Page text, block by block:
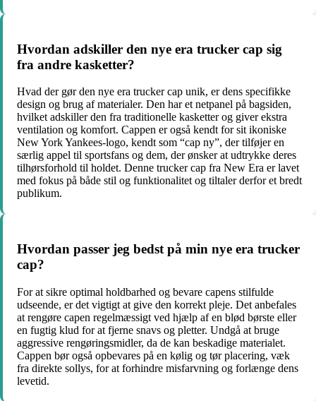
Hvordan adskiller den nye era trucker cap sig
fra andre kasketter?
Hvad der gør den nye era trucker cap unik, er dens specifikke
design og brug af materialer. Den har et netpanel på bagsiden,
hvilket adskiller den fra traditionelle kasketter og giver ekstra
ventilation og komfort. Cappen er også kendt for sit ikoniske
New York Yankees-logo, kendt som “cap ny”, der tilføjer en
særlig appel til sportsfans og dem, der ønsker at udtrykke deres
tilhørsforhold til holdet. Denne trucker cap fra New Era er lavet
med fokus på både stil og funktionalitet og tiltaler derfor et bredt
publikum.
Hvordan passer jeg bedst på min nye era trucker
cap?
For at sikre optimal holdbarhed og bevare capens stilfulde
udseende, er det vigtigt at give den korrekt pleje. Det anbefales
at rengøre capen regelmæssigt ved hjælp af en blød børste eller
en fugtig klud for at fjerne snavs og pletter. Undgå at bruge
aggressive rengøringsmidler, da de kan beskadige materialet.
Cappen bør også opbevares på en kølig og tør placering, væk
fra direkte sollys, for at forhindre misfarvning og forlænge dens
levetid.